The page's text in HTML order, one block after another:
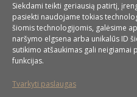
Siekdami teikti geriausią patirtį,
pasiekti naudojame tokias
šiomis technologijomis, galėsime
naršymo elgsena arba unikalūs ID
sutikimo atšaukimas gali neigiamai
funkcijas.
Tvarkyti paslaugas